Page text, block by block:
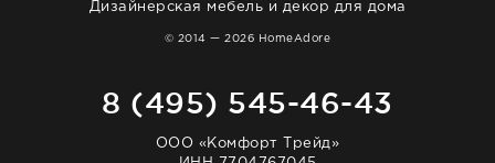
Дизайнерская мебель и декор для дома
© 2014 — 2026 HomeAdore
8 (495) 545-46-43
ООО «Комфорт Трейд»